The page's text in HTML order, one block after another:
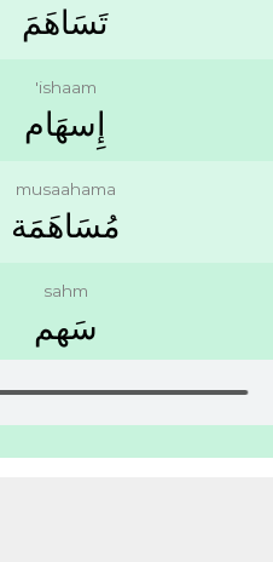
ﺗَﺴَﺎﻫَﻢَ
'ishaam
ﺇِﺳﻬَﺎﻡ
musaahama
ﻣُﺴَﺎﻫَﻤَﺔ
sahm
ﺳَﻬﻢ